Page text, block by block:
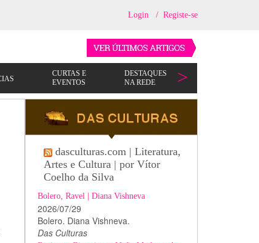
Login / Registe-se
dasculturas.com | Literatura,
Artes e Cultura | por Vítor
Coelho da Silva
Bolero, Ravel | Diana Vishneva
2026/07/29
Bolero. Diana Vishneva.
Das Culturas